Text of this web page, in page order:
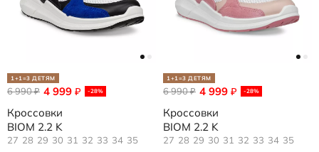
1+1=3 ДЕТЯМ
4 999 ₽ -28%
6 990₽
Кроссовки
BIOM 2.2 K
27 28 29 30 31 32 33 34 35
1+1=3 ДЕТЯМ
4 999 ₽ -28%
6 990₽
Кроссовки
BIOM 2.2 K
27 28 29 30 31 32 33 34 35